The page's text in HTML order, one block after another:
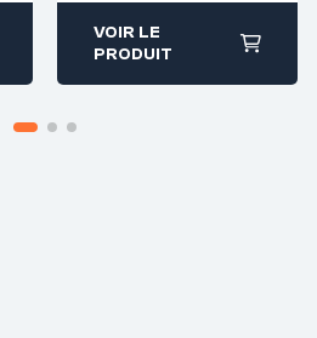
VOIR LE
PRODUIT